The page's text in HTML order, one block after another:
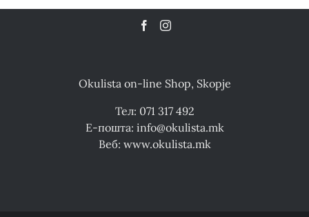
Okulista on-line Shop, Skopje
Тел: 071 317 492
Е-пошта: info@okulista.mk
Веб: www.okulista.mk